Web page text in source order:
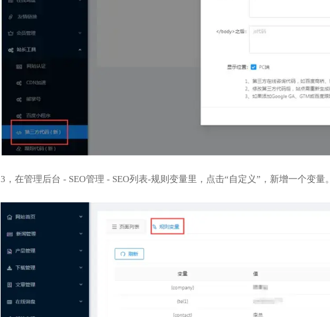
3，在管理后台 - SEO管理 - SEO列表-规则变量里，点击“自定义”，新增一个变量。